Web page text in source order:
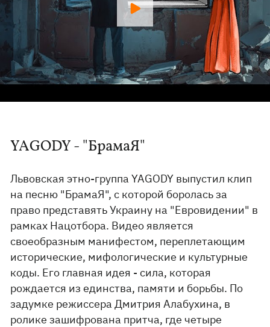
YAGODY - "БрамаЯ"
Львовская этно-группа YAGODY выпустил клип
на песню "БрамаЯ", с которой боролась за
право представять Украину на "Евровидении" в
рамках Нацотбора. Видео является
своеобразным манифестом, переплетающим
исторические, мифологические и культурные
коды. Его главная идея - сила, которая
рождается из единства, памяти и борьбы. По
задумке режиссера Дмитрия Алабухина, в
ролике зашифрована притча, где четыре